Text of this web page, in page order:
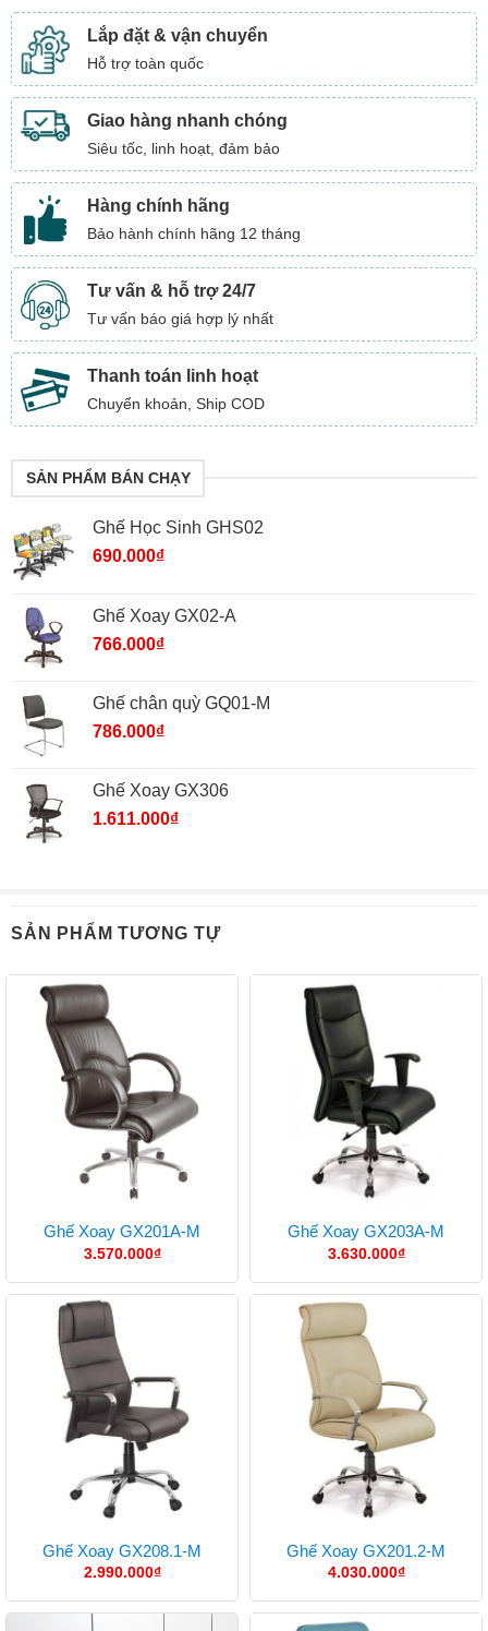
Lắp đặt & vận chuyển
Hỗ trợ toàn quốc
Giao hàng nhanh chóng
Siêu tốc, linh hoạt, đảm bảo
Hàng chính hãng
Bảo hành chính hãng 12 tháng
Tư vấn & hỗ trợ 24/7
Tư vấn báo giá hợp lý nhất
Thanh toán linh hoạt
Chuyển khoản, Ship COD
SẢN PHẨM BÁN CHẠY
Ghế Học Sinh GHS02
690.000₫
Ghế Xoay GX02-A
766.000₫
Ghế chân quỳ GQ01-M
786.000₫
Ghế Xoay GX306
1.611.000₫
SẢN PHẨM TƯƠNG TỰ
Ghế Xoay GX201A-M
3.570.000₫
Ghế Xoay GX203A-M
3.630.000₫
Ghế Xoay GX208.1-M
2.990.000₫
Ghế Xoay GX201.2-M
4.030.000₫